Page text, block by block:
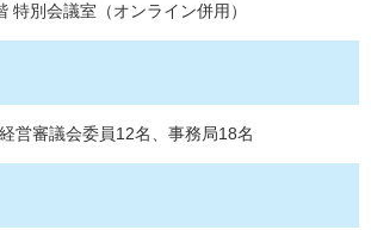
特別会議室（オンライン併用）
営審議会委員12名、事務局18名